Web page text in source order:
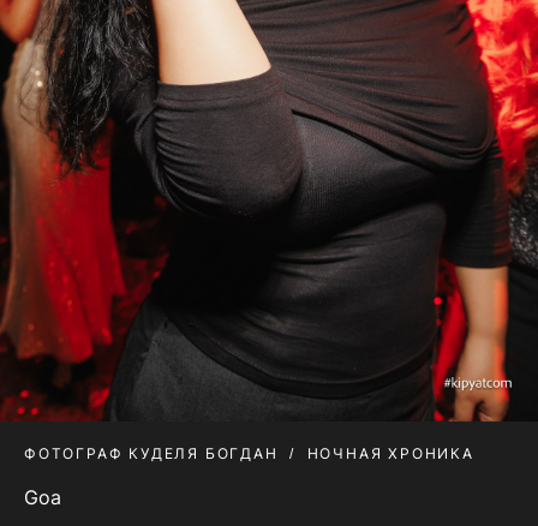
ФОТОГРАФ КУДЕЛЯ БОГДАН НОЧНАЯ ХРОНИКА
Goa